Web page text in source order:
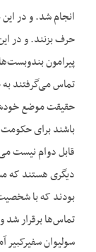
انجام شد. و در
حرف بزنند. و در
پیرامون
تماس می‌گرفتند
حقیقت موضع
باشند برای حکومت
قابل دوام نیست
دیگری هستند که
بودند که با
تماس‌ها برقرار شد
سولیوان سفیرکبیر